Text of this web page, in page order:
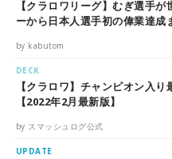
【クラロワリーグ】むぎ選手
ーから日本人選手初の偉業達成
by kabutom
DECK
【クラロワ】チャンピオン入
【2022年2月最新版】
by スマッシュログ公式
UPDATE